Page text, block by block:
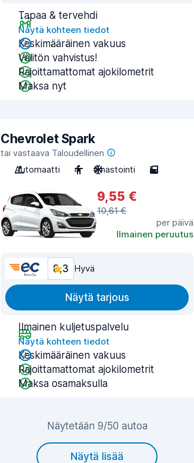
Tapaa & tervehdi
Näytä kohteen tiedot
Keskimääräinen vakuus
Välitön vahvistus!
Rajoittamattomat ajokilometrit
Maksa nyt
Chevrolet Spark
tai vastaava Taloudellinen
Automaatti
4 Ilmastointi 5
9,55 €
10,61 €
per päivä
Ilmainen peruutus
8,3 Hyvä
Näytä tarjous
Ilmainen kuljetuspalvelu
Näytä kohteen tiedot
Keskimääräinen vakuus
Rajoittamattomat ajokilometrit
Maksa osamaksulla
Näytetään 9/50 autoa
Näytä lisää